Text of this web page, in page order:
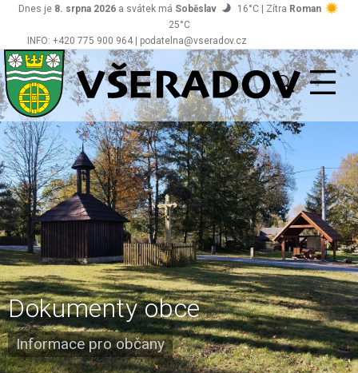
INFO: +420 775 900 964 | podatelna@vseradov.cz
Dnes je 8. srpna 2026 a svátek má Soběslav 16°C | Zítra Roman
25°C
Všeradov
Dokumenty obce
Informace pro občany